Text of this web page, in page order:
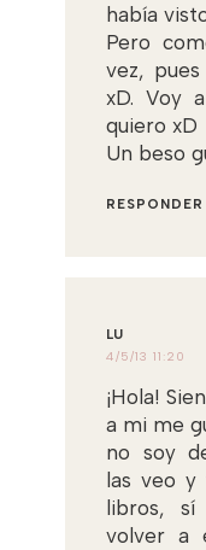
había
Pero
vez,
xD. Voy
quiero xD
Un beso
RESPONDER
LU
4/5/13 11:20
¡Hola!
a mi me
no soy
las veo y
libros,
volver a